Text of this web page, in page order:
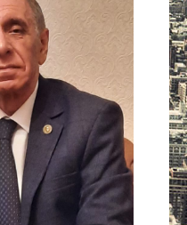
Müsahibə
İdman
Layihə
Gündəm
Cəmiyyət